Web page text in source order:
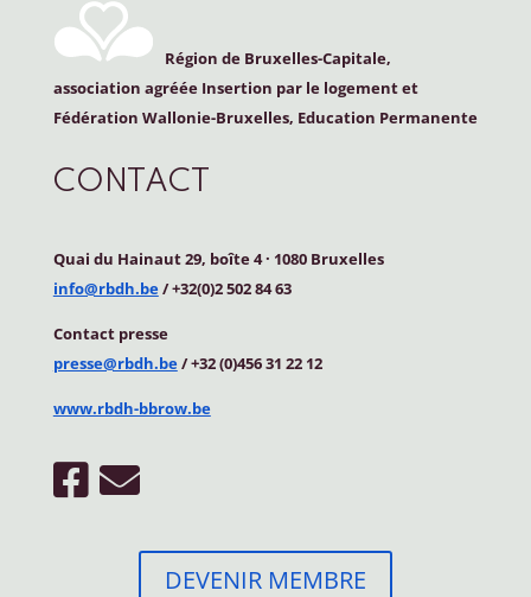
Région de Bruxelles-Capitale,
association agréée Insertion par le logement et
Fédération Wallonie-Bruxelles, Education Permanente
CONTACT
Quai du Hainaut 29, boîte 4· 1080 Bruxelles
info@rbdh.be/ +32(0)2 502 84 63
Contact presse
presse@rbdh.be/ +32 (0)456 31 22 12
www.rbdh-bbrow.be
DEVENIR MEMBRE